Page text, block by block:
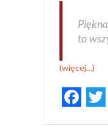
to
(więcej…)
F